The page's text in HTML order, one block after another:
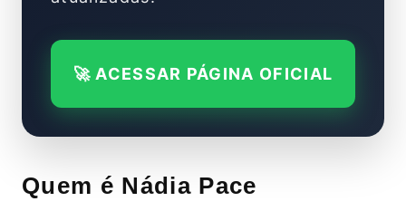
🚀 ACESSAR PÁGINA OFICIAL
Quem é Nádia Pace